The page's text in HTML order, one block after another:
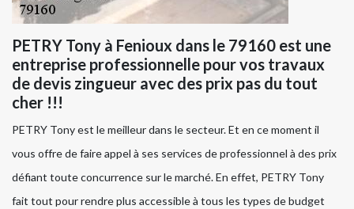
PETRY Tony à Fenioux dans le 79160 est une
entreprise professionnelle pour vos travaux
de devis zingueur avec des prix pas du tout
cher !!!
PETRY Tony est le meilleur dans le secteur. Et en ce moment il
vous offre de faire appel à ses services de professionnel à des prix
défiant toute concurrence sur le marché. En effet, PETRY Tony
fait tout pour rendre plus accessible à tous les types de budget